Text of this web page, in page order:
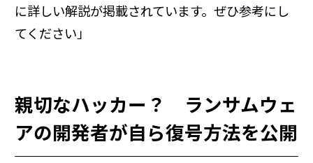
に詳しい解説が掲載されています。ぜひ参考にし
てください」
親切なハッカー？ ランサムウェ
アの開発者が自ら復号方法を公開